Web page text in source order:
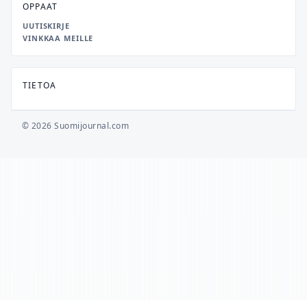
OPPAAT
UUTISKIRJE
VINKKAA MEILLE
TIETOA
© 2026 Suomijournal.com